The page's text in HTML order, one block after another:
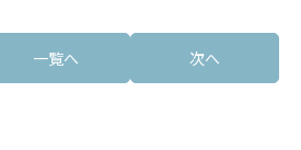
一覧へ 次へ